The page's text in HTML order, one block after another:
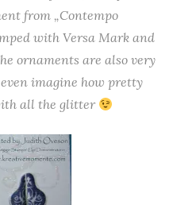
from „Contempo
with Versa Mark and
ornaments are also very
imagine how pretty
all the glitter